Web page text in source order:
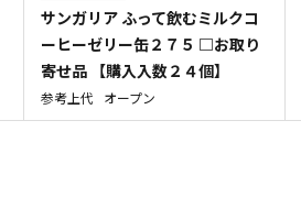
サンガリア ふって飲むミルクコ
ーヒーゼリー缶２７５ □お取り
寄せ品 【購入入数２４個】
参考上代 オープン